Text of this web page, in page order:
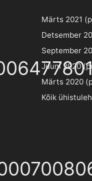
Märts 2021
Detsember
September
Juuni 2020
Märts 2020
Kõik